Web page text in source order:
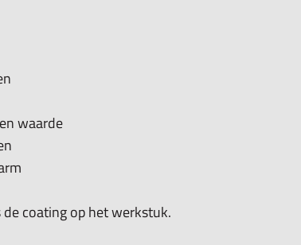
de geluidssnelheid onbekend is.
mee gewerkt worden.
geen
waarde
coating op het werkstuk.